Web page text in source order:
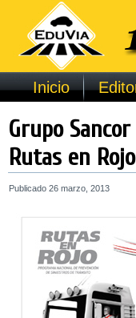
Inicio
Grupo
Rutas en Rojo
Publicado 26 marzo, 2013